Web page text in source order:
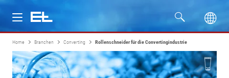
Produkte
Branchen
Home Branchen Converting Rollenschneider für die Convertingindustrie